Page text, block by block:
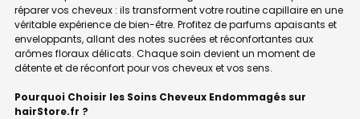
réparer vos cheveux : ils transforment votre routine capillaire en une
véritable expérience de bien-être. Profitez de parfums apaisants et
enveloppants, allant des notes sucrées et réconfortantes aux
arômes floraux délicats. Chaque soin devient un moment de
détente et de réconfort pour vos cheveux et vos sens.
Pourquoi Choisir les Soins Cheveux Endommagés sur
hairStore.fr ?